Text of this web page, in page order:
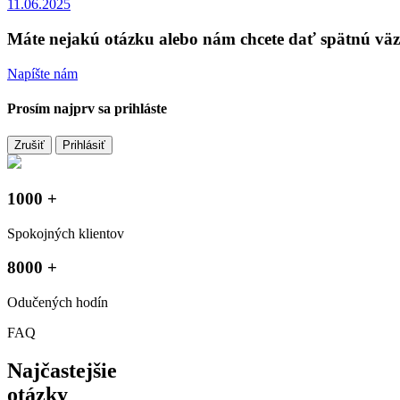
11.06.2025
Máte nejakú otázku alebo nám chcete dať spätnú
Napíšte nám
Prosím najprv sa prihláste
Zrušiť Prihlásiť
1000 +
Spokojných klientov
8000 +
Odučených hodín
FAQ
Najčastejšie
otázky